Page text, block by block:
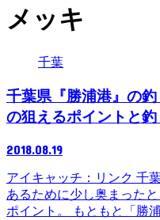
メッキ
千葉
千葉県『勝浦港』の
の狙えるポイントと
2018.08.19
アイキャッチ：リンク 千
あるために少し奥まった
ポイント。 もともと「勝